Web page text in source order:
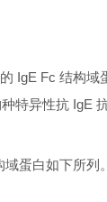
IgE Fc 结构域
特异性抗 IgE
域蛋白如下所列